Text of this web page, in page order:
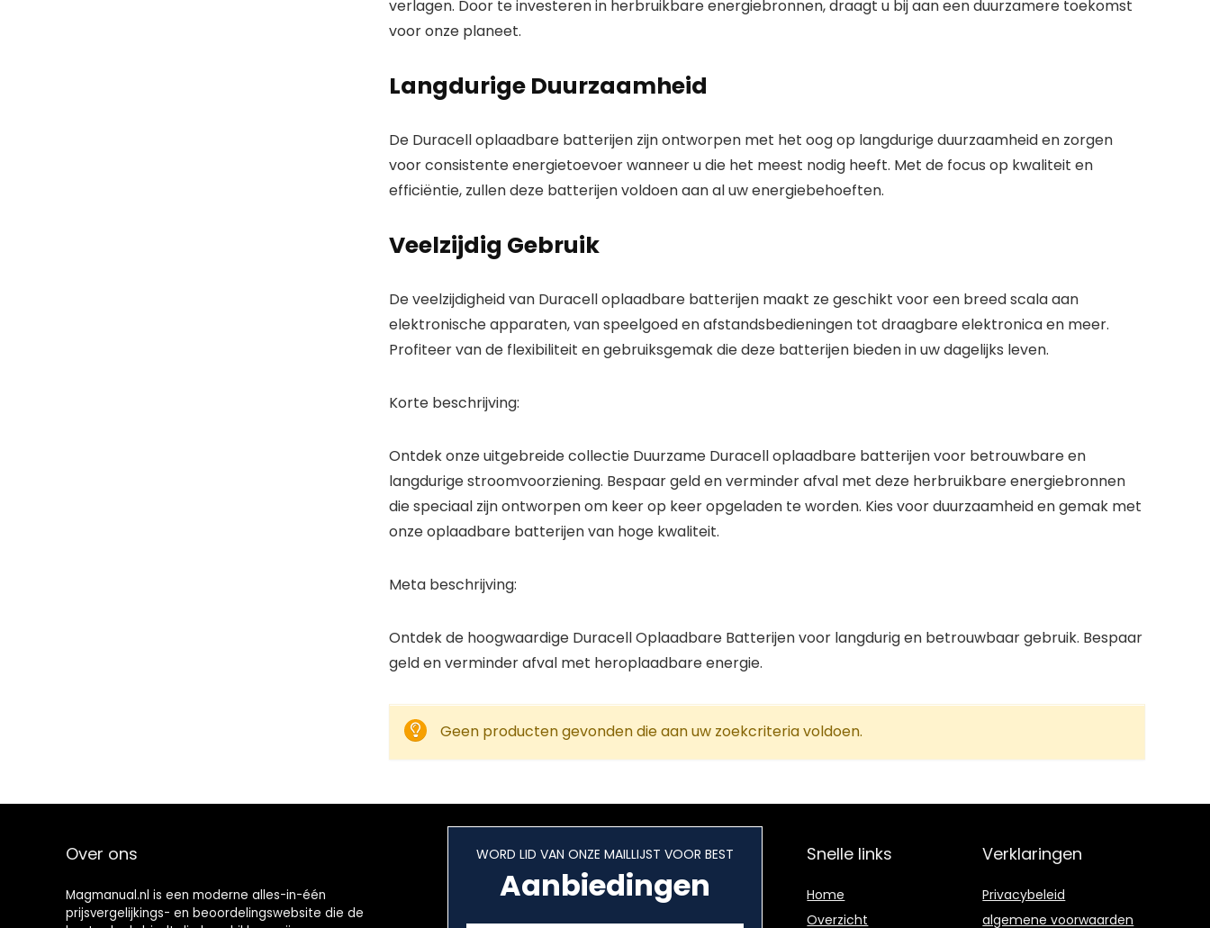
verlagen. Door te investeren in herbruikbare energiebronnen, draagt u bij aan een duurzamere toekomst
voor onze planeet.
Langdurige Duurzaamheid
De Duracell oplaadbare batterijen zijn ontworpen met het oog op langdurige duurzaamheid en zorgen
voor consistente energietoevoer wanneer u die het meest nodig heeft. Met de focus op kwaliteit en
efficiëntie, zullen deze batterijen voldoen aan al uw energiebehoeften.
Veelzijdig Gebruik
De veelzijdigheid van Duracell oplaadbare batterijen maakt ze geschikt voor een breed scala aan
elektronische apparaten, van speelgoed en afstandsbedieningen tot draagbare elektronica en meer.
Profiteer van de flexibiliteit en gebruiksgemak die deze batterijen bieden in uw dagelijks leven.
Korte beschrijving:
Ontdek onze uitgebreide collectie Duurzame Duracell oplaadbare batterijen voor betrouwbare en
langdurige stroomvoorziening. Bespaar geld en verminder afval met deze herbruikbare energiebronnen
die speciaal zijn ontworpen om keer op keer opgeladen te worden. Kies voor duurzaamheid en gemak met
onze oplaadbare batterijen van hoge kwaliteit.
Meta beschrijving:
Ontdek de hoogwaardige Duracell Oplaadbare Batterijen voor langdurig en betrouwbaar gebruik. Bespaar
geld en verminder afval met heroplaadbare energie.
Geen producten gevonden die aan uw zoekcriteria voldoen.
Over ons
Magmanual.nl is een moderne alles-in-één
prijsvergelijkings- en beoordelingswebsite die de
WORD LID VAN ONZE MAILLIJST VOOR BEST
Aanbiedingen
Snelle links
Home
Overzicht
Verklaringen
Privacybeleid
algemene voorwaarden